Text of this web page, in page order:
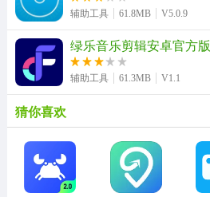
辅助工具 61.8MB V5.0.9
绿乐音乐剪辑安卓官方版
辅助工具 61.3MB V1.1
猜你喜欢